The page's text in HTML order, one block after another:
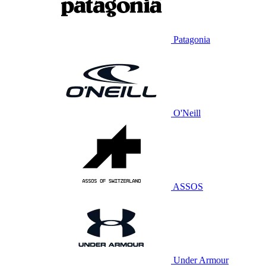
Patagonia
O'Neill
ASSOS
Under Armour